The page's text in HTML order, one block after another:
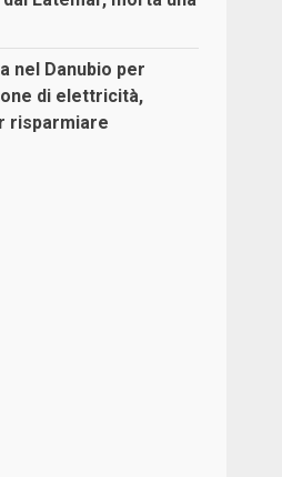
nel Danubio per
di elettricità,
risparmiare